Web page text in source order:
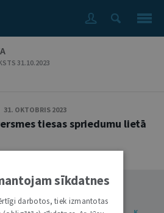
31.10.2023
31. OKTOBRIS 2023
tiesas spriedumu lietā
sīkdatnes
darbotos, tiek izmantotas